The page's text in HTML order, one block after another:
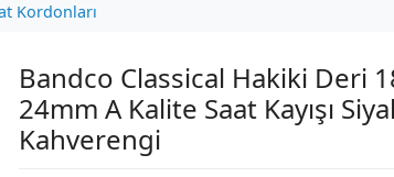
Kordonları
Bandco Classical Hakiki Deri
24mm A Kalite Saat Kayışı
Kahverengi